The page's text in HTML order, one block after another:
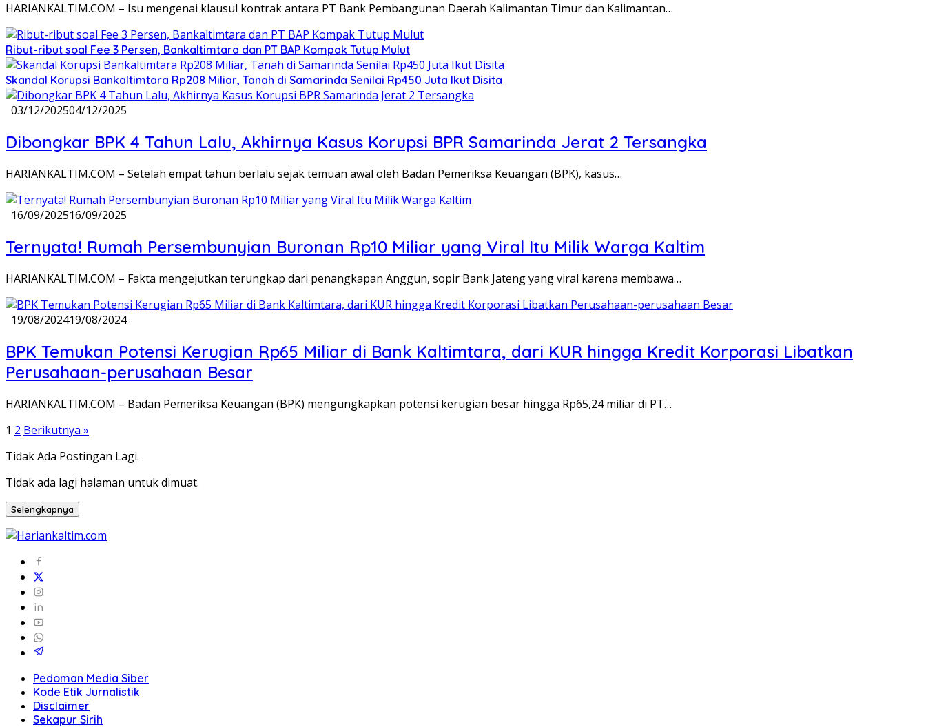
HARIANKALTIM.COM – Isu mengenai klausul kontrak antara PT Bank Pembangunan Daerah Kalimantan Timur dan Kalimantan…
Ribut-ribut soal Fee 3 Persen, Bankaltimtara dan PT BAP Kompak Tutup Mulut
Skandal Korupsi Bankaltimtara Rp208 Miliar, Tanah di Samarinda Senilai Rp450 Juta Ikut Disita
03/12/202504/12/2025
Dibongkar BPK 4 Tahun Lalu, Akhirnya Kasus Korupsi BPR Samarinda Jerat 2 Tersangka
HARIANKALTIM.COM – Setelah empat tahun berlalu sejak temuan awal oleh Badan Pemeriksa Keuangan (BPK), kasus…
16/09/202516/09/2025
Ternyata! Rumah Persembunyian Buronan Rp10 Miliar yang Viral Itu Milik Warga Kaltim
HARIANKALTIM.COM – Fakta mengejutkan terungkap dari penangkapan Anggun, sopir Bank Jateng yang viral karena membawa…
19/08/202419/08/2024
BPK Temukan Potensi Kerugian Rp65 Miliar di Bank Kaltimtara, dari KUR hingga Kredit Korporasi Libatkan
Perusahaan-perusahaan Besar
HARIANKALTIM.COM – Badan Pemeriksa Keuangan (BPK) mengungkapkan potensi kerugian besar hingga Rp65,24 miliar di PT…
Paginasi
pos
1 2 Berikutnya »
Tidak Ada Postingan Lagi.
Tidak ada lagi halaman untuk dimuat.
Selengkapnya
Pedoman Media Siber
Kode Etik Jurnalistik
Disclaimer
Sekapur Sirih